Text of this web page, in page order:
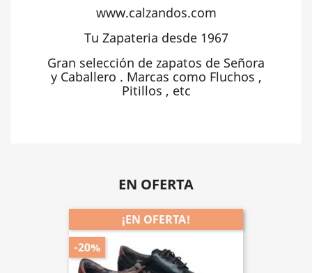
www.calzandos.com
Tu Zapateria desde 1967
Gran selección de zapatos de Señora
y Caballero . Marcas como Fluchos ,
Pitillos , etc
EN OFERTA
¡EN OFERTA!
-20%